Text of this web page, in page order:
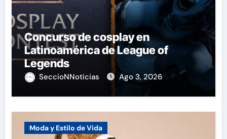
Concurso de cosplay en
Latinoamérica de League of
Legends
SeccioNNoticias Ago 3, 2026
Moda y Estilo de Vida